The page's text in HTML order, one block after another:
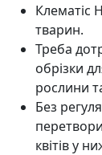
Клематіс
тварин.
Треба
обрізки
рослини
Без
квітів у